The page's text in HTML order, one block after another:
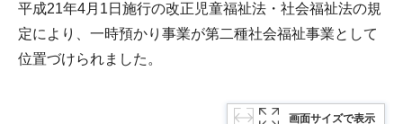
平成21年4月1日施行の改正児童福祉法・社会福祉法の規
定により、一時預かり事業が第二種社会福祉事業として
位置づけられました。
画面サイズで表示